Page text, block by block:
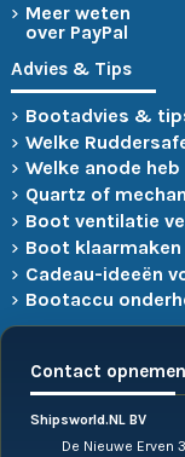
Meer weten
over PayPal
Advies & Tips
Bootadvies &
Welke
Welke anode
Quartz of
Boot ventilatie
Boot
Cadeau-ideeën
Bootaccu
Contact
Shipsworld.NL BV
De Nieuwe Erven 3